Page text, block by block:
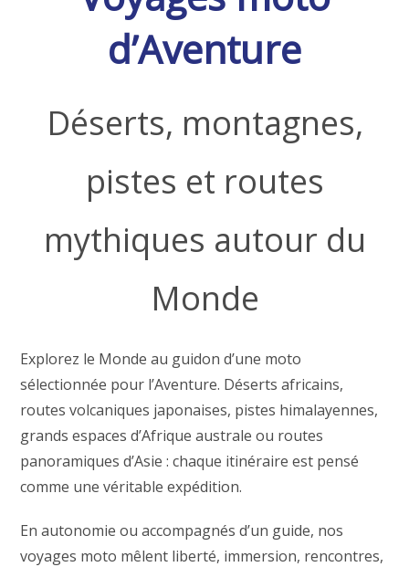
d’Aventure
Déserts, montagnes,
pistes et routes
mythiques autour du
Monde
Explorez le Monde au guidon d’une moto
sélectionnée pour l’Aventure. Déserts africains,
routes volcaniques japonaises, pistes himalayennes,
grands espaces d’Afrique australe ou routes
panoramiques d’Asie : chaque itinéraire est pensé
comme une véritable expédition.
En autonomie ou accompagnés d’un guide, nos
voyages moto mêlent liberté, immersion, rencontres,